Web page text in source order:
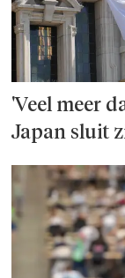
'Veel meer
Japan sluit